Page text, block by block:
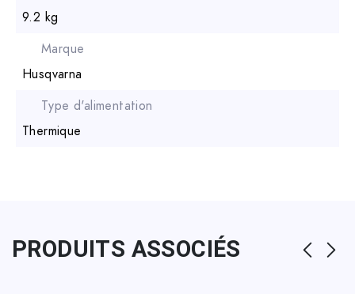
9.2 kg
Marque
Husqvarna
Type d'alimentation
Thermique
PRODUITS ASSOCIÉS